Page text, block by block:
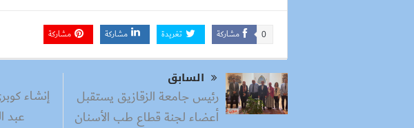
مشاركة 0 تغريدة مشاركة مشاركة
السابق
رئيس جامعة الزقازيق يستقبل
أعضاء لجنة قطاع طب الأسنان
إنشاء
عبد